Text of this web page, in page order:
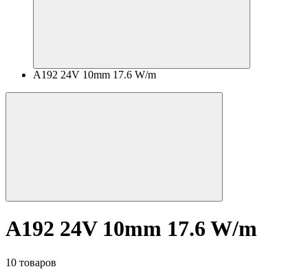
A192 24V 10mm 17.6 W/m
A192 24V 10mm 17.6 W/m
10 товаров